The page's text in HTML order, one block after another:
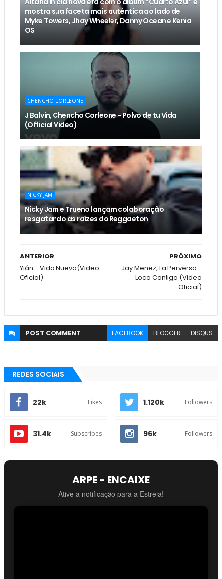
mostra sua faceta mais autêntica ao lado de
Myke Towers, Jhay Wheeler, Danny Ocean e Kenia
OS
CHENCHO CORLEONE
J Balvin, Chencho Corleone - Polvo de tu Vida
(Official Video)
NICKY JAM
Nicky Jam e Trueno lançam colaboração
resgatando as raízes do Reggaeton
PRÓXIMO
Jay Menez, La Perversa -
Loco Contigo (Video
Oficial)
ANTERIOR
Yián - Vida Nueva(Video
Oficial)
POST COMMENT FACEBOOK BLOGGER DISQUS
REDES SOCIAIS
22k Likes 1.120k Followers
31.4k Subscribes 96k Followers
ARPE - ENCAIXE
Ative a notificação para a Estreia!